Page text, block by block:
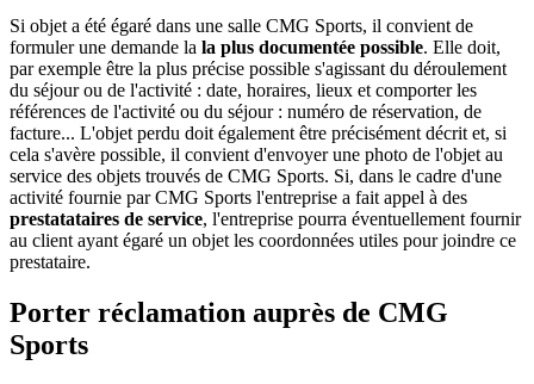
Si objet a été égaré dans une salle CMG Sports, il convient de
formuler une demande la la plus documentée possible. Elle doit,
par exemple être la plus précise possible s'agissant du déroulement
du séjour ou de l'activité : date, horaires, lieux et comporter les
références de l'activité ou du séjour : numéro de réservation, de
facture... L'objet perdu doit également être précisément décrit et, si
cela s'avère possible, il convient d'envoyer une photo de l'objet au
service des objets trouvés de CMG Sports. Si, dans le cadre d'une
activité fournie par CMG Sports l'entreprise a fait appel à des
prestatataires de service, l'entreprise pourra éventuellement fournir
au client ayant égaré un objet les coordonnées utiles pour joindre ce
prestataire.
Porter réclamation auprès de CMG
Sports